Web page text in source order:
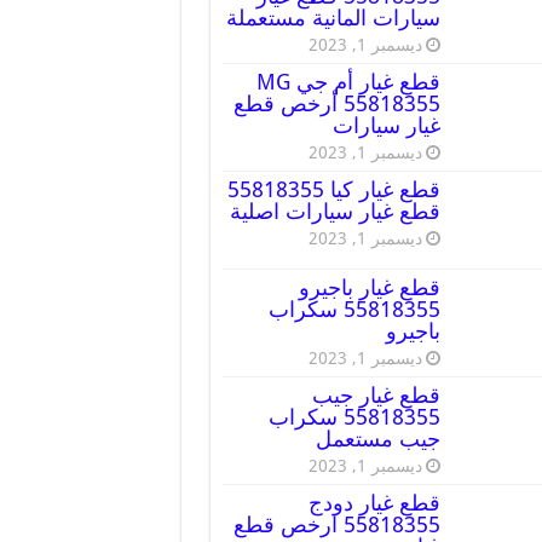
سيارات المانية مستعملة
ديسمبر 1, 2023
قطع غيار أم جي MG
55818355 أرخص قطع
غيار سيارات
ديسمبر 1, 2023
قطع غيار كيا 55818355
قطع غيار سيارات اصلية
ديسمبر 1, 2023
قطع غيار باجيرو
55818355 سكراب
باجيرو
ديسمبر 1, 2023
قطع غيار جيب
55818355 سكراب
جيب مستعمل
ديسمبر 1, 2023
قطع غيار دودج
55818355 ارخص قطع